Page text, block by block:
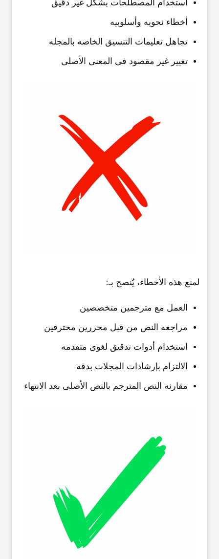
استخدام المصطلحات بشکل غیر دقیق
أخطاء نحویه وأسلوبیه
تجاهل تعلیمات التنسیق الخاصه بالمجله
تغییر غیر مقصود فی المعنى الأصلی
لمنع هذه الأخطاء، یُنصح بـ:
العمل مع مترجمین متخصصین
مراجعه النص من قبل محررین محترفین
استخدام أدوات تدقیق لغوی متقدمه
الالتزام بإرشادات المجلات بدقه
مقارنه النص المترجم بالنص الأصلی بعد الانتهاء